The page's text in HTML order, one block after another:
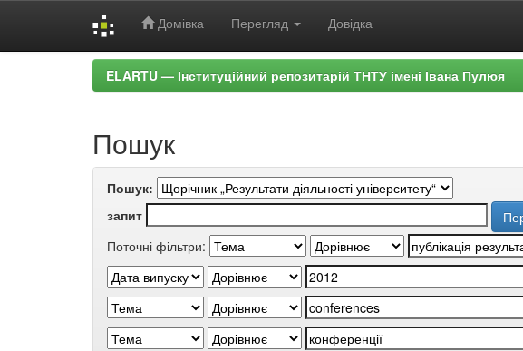
Домівка Перегляд Довідка
ELARTU — Інституційний репозитарій ТНТУ імені Івана Пулюя
Пошук
Пошук:
запит
Поточні фільтри: